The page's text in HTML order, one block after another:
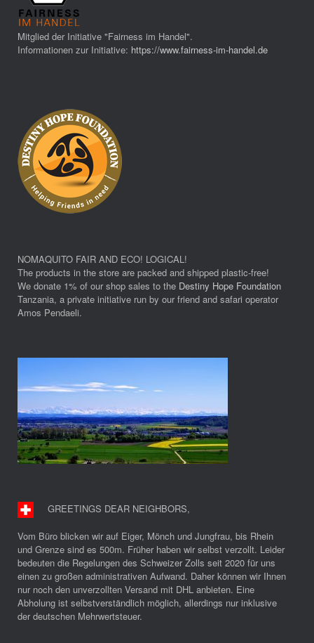
Mitglied der Initiative "Fairness im Handel".
Informationen zur Initiative: https://www.fairness-im-handel.de
NOMAQUITO FAIR AND ECO! LOGICAL!
The products in the store are packed and shipped plastic-free!
We donate 1% of our shop sales to the Destiny Hope Foundation
Tanzania, a private initiative run by our friend and safari operator
Amos Pendaeli.
GREETINGS DEAR NEIGHBORS,
Vom Büro blicken wir auf Eiger, Mönch und Jungfrau, bis Rhein
und Grenze sind es 500m. Früher haben wir selbst verzollt. Leider
bedeuten die Regelungen des Schweizer Zolls seit 2020 für uns
einen zu großen administrativen Aufwand. Daher können wir Ihnen
nur noch den unverzollten Versand mit DHL anbieten. Eine
Abholung ist selbstverständlich möglich, allerdings nur inklusive
der deutschen Mehrwertsteuer.